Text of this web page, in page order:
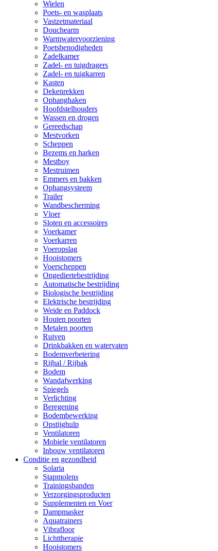
Wielen
Poets- en wasplaats
Vastzetmateriaal
Douchearm
Warmwatervoorziening
Poetsbenodigheden
Zadelkamer
Zadel- en tuigdragers
Zadel- en tuigkarren
Kasten
Dekenrekken
Ophanghaken
Hoofdstelhouders
Wassen en drogen
Gereedschap
Mestvorken
Scheppen
Bezems en harken
Mestboy
Mestruimen
Emmers en bakken
Ophangsysteem
Trailer
Wandbescherming
Vloer
Sloten en accessoires
Voerkamer
Voerkarren
Voeropslag
Hooistomers
Voerscheppen
Ongediertebestrijding
Automatische bestrijding
Biologische bestrijding
Elektrische bestrijding
Weide en Paddock
Houten poorten
Metalen poorten
Ruiven
Drinkbakken en watervaten
Bodemverbetering
Rijhal / Rijbak
Bodem
Wandafwerking
Spiegels
Verlichting
Beregening
Bodembewerking
Opstijghulp
Ventilatoren
Mobiele ventilatoren
Inbouw ventilatoren
Conditie en gezondheid
Solaria
Stapmolens
Trainingsbanden
Verzorgingsproducten
Supplementen en Voer
Dampmasker
Aquatrainers
Vibrafloor
Lichttherapie
Hooistomers